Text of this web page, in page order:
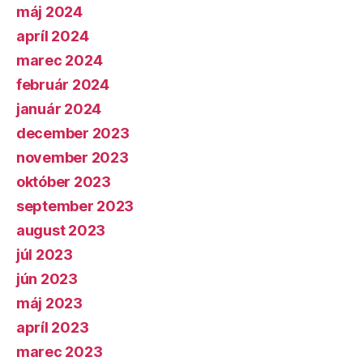
máj 2024
apríl 2024
marec 2024
február 2024
január 2024
december 2023
november 2023
október 2023
september 2023
august 2023
júl 2023
jún 2023
máj 2023
apríl 2023
marec 2023